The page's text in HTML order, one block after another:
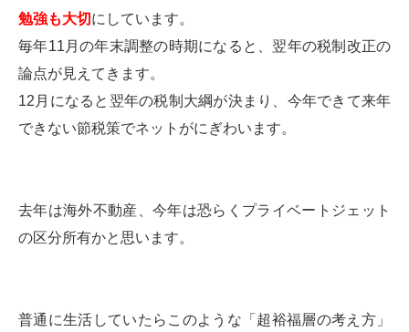
勉強も大切にしています。
毎年11月の年末調整の時期になると、翌年の税制改正の
論点が見えてきます。
12月になると翌年の税制大綱が決まり、今年できて来年
できない節税策でネットがにぎわいます。
去年は海外不動産、今年は恐らくプライベートジェット
の区分所有かと思います。
普通に生活していたらこのような「超裕福層の考え方」